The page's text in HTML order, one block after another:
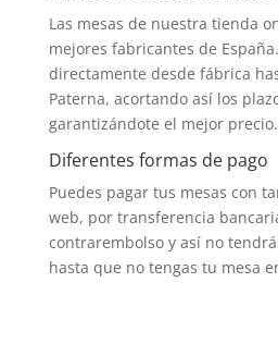
Las mesas de nuestra tienda
mejores fabricantes de
directamente desde fábrica
Paterna, acortando así los
garantizándote el mejor precio.
Diferentes formas de pago
Puedes pagar tus mesas con
web, por transferencia
contrarembolso y así no
hasta que no tengas tu mesa